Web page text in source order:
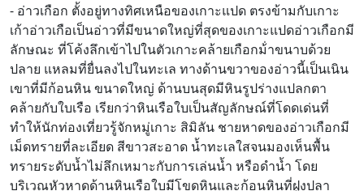
- อ่าวเกือก ตั้งอยู่ทางทิศเหนือของเกาะแปด ตรงข้ามกับเกาะ
เก้าอ่าวเกือเป็นอ่าวที่มีขนาดใหญ่ที่สุดของเกาะแปดอ่าวเกือกมี
ลักษณะ ที่โค้งลึกเข้าไปในตัวเกาะคล้ายเกือกม้่าขนาบด้วย
ปลาย แหลมที่ยื่นลงไปในทะเล ทางด้านขวาของอ่าวนี้เป็นเนิน
เขาที่มีก้อนหิน ขนาดใหญ่ ด้านบนสุดมีหินรูปร่างแปลกตา
คล้ายกับใบเรือ เรียกว่าหินเรือใบเป็นสัญลักษณ์ที่โดดเด่นที่
ทำให้นักท่องเที่ยวรู้จักหมู่เกาะ สิมิลัน ชายหาดของอ่าวเกือกมี
เม็ดทรายที่ละเอียด สีขาวสะอาด น้ำทะเลใสจนมองเห็นพื้น
ทรายระดับน้ำไม่ลึกเหมาะกับการเล่นน้ำ หรือดำน้ำ โดย
บริเวณหัวหาดด้านหินเรือใบมีโขดหินและก้อนหินที่ฝูงปลา